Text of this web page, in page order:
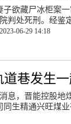
子欲藏尸冰柜案
判处死刑。经
2023-06-29 14:18
巷发生
息，晋能控股地
生精通兴旺煤